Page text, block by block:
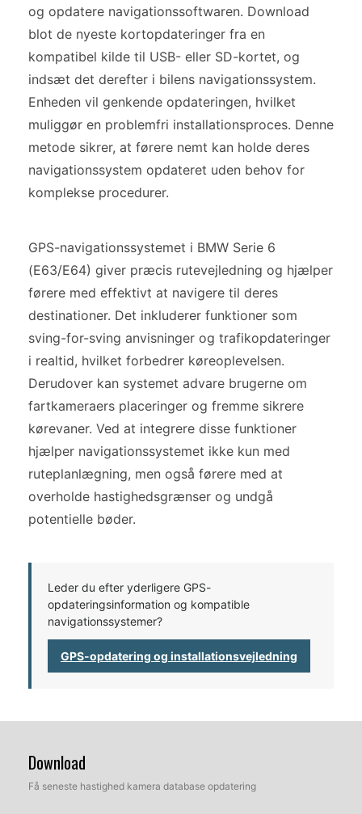
og opdatere navigationssoftwaren. Download
blot de nyeste kortopdateringer fra en
kompatibel kilde til USB- eller SD-kortet, og
indsæt det derefter i bilens navigationssystem.
Enheden vil genkende opdateringen, hvilket
muliggør en problemfri installationsproces. Denne
metode sikrer, at førere nemt kan holde deres
navigationssystem opdateret uden behov for
komplekse procedurer.
GPS-navigationssystemet i BMW Serie 6
(E63/E64) giver præcis rutevejledning og hjælper
førere med effektivt at navigere til deres
destinationer. Det inkluderer funktioner som
sving-for-sving anvisninger og trafikopdateringer
i realtid, hvilket forbedrer køreoplevelsen.
Derudover kan systemet advare brugerne om
fartkameraers placeringer og fremme sikrere
kørevaner. Ved at integrere disse funktioner
hjælper navigationssystemet ikke kun med
ruteplanlægning, men også førere med at
overholde hastighedsgrænser og undgå
potentielle bøder.
Leder du efter yderligere GPS-
opdateringsinformation og kompatible
navigationssystemer?
GPS-opdatering og installationsvejledning
Download
Få seneste hastighed kamera database opdatering